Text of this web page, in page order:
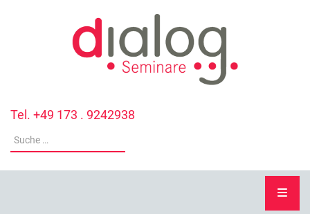
Tel. +49 173 . 9242938